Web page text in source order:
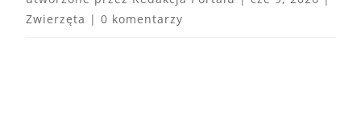
Zwierzęta |0 komentarzy